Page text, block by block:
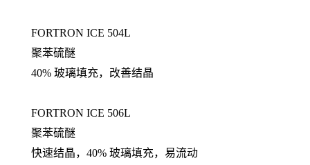
FORTRON ICE 504L
聚苯硫醚
40% 玻璃填充，改善结晶
FORTRON ICE 506L
聚苯硫醚
快速结晶，40% 玻璃填充，易流动